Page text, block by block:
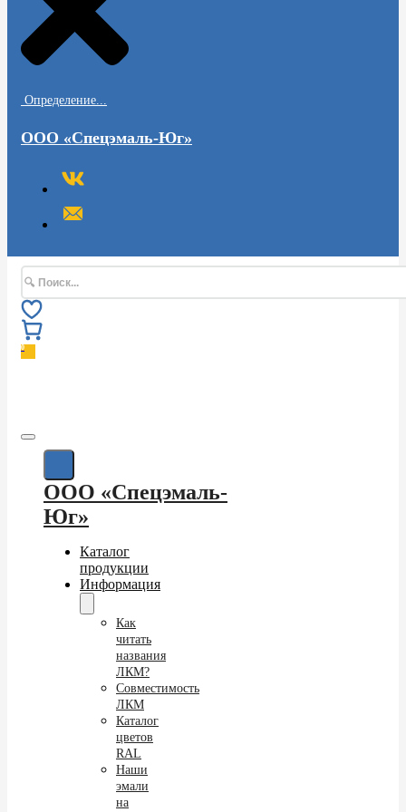
Определение...
ООО «Спецэмаль-Юг»
Поиск
0
ООО «Спецэмаль-
Юг»
Каталог
продукции
Информация
Как
читать
названия
ЛКМ?
Совместимость
ЛКМ
Каталог
цветов
RAL
Наши
эмали
на